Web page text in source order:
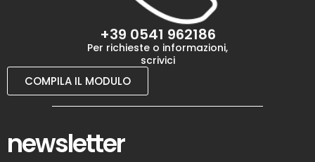
+39 0541 962186
Per richieste o informazioni,
scrivici
COMPILA IL MODULO
newsletter